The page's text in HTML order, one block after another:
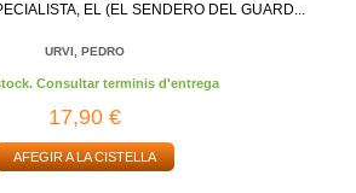
EL (EL SENDERO DEL GUARD...
URVI, PEDRO
Consultar terminis d'entrega
17,90 €
AFEGIR A LA CISTELLA